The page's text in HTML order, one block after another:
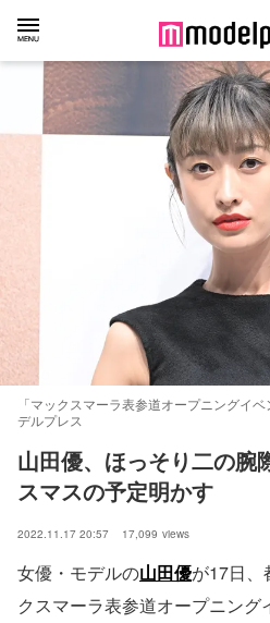
「マックスマーラ表参道オープニングイ
デルプレス
山田優、ほっそり二の腕
スマスの予定明かす
2022.11.17 20:57 17,099 views
女優・モデルの山田優が17日、
クスマーラ表参道オープニン